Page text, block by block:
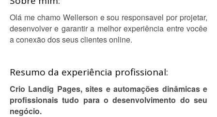
Olá me chamo Wellerson e sou responsavel por projetar,
desenvolver e garantir a melhor experiência entre vocêe
a conexão dos seus clientes online.
Resumo da experiência profissional:
Crio Landig Pages, sites e automações dinâmicas e
profissionais tudo para o desenvolvimento do seu
negócio.